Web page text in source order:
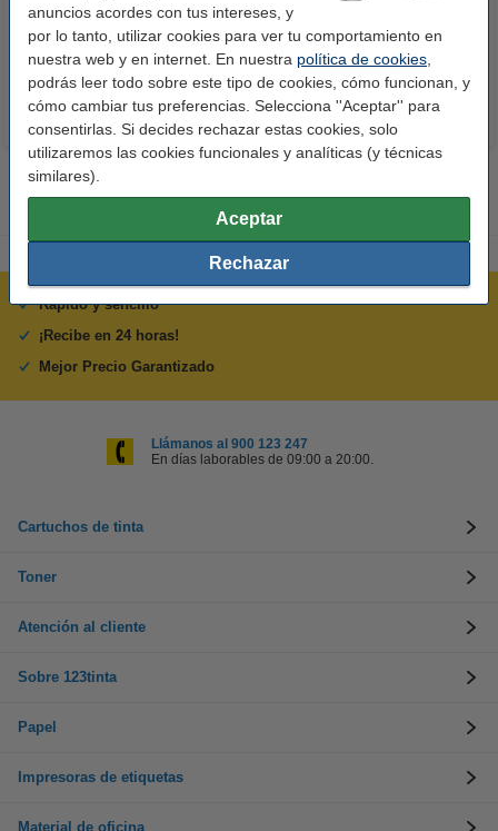
anuncios acordes con tus intereses, y
por lo tanto, utilizar cookies para ver tu comportamiento en
nuestra web y en internet. En nuestra política de cookies
podrás leer todo sobre este tipo de cookies, cómo funcionan, y
cómo cambiar tus preferencias. Selecciona ''Aceptar'' para
consentirlas. Si decides rechazar estas cookies, solo
utilizaremos las cookies funcionales y analíticas (y técnicas
similares).
Aceptar
Rechazar
15 cm | 260g | 100 hojas
10,50 € Incl. 21% IVA 14,50 € Incl. 21% IVA
Rápido y sencillo
¡Recibe en 24 horas!
Mejor Precio Garantizado
Llámanos al 900 123 247
En días laborables de 09:00 a 20:00.
Cartuchos de tinta
Toner
Atención al cliente
Sobre 123tinta
Papel
Impresoras de etiquetas
Material de oficina